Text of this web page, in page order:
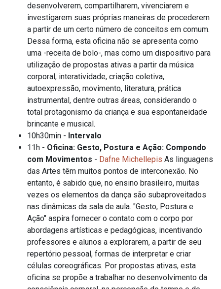
desenvolverem, compartilharem, vivenciarem e
investigarem suas próprias maneiras de procederem
a partir de um certo número de conceitos em comum.
Dessa forma, esta oficina não se apresenta como
uma -receita de bolo-, mas como um dispositivo para
utilização de propostas ativas a partir da música
corporal, interatividade, criação coletiva,
autoexpressão, movimento, literatura, prática
instrumental, dentre outras áreas, considerando o
total protagonismo da criança e sua espontaneidade
brincante e musical.
10h30min - Intervalo
11h - Oficina: Gesto, Postura e Ação: Compondo
com Movimentos - Dafne Michellepis As linguagens
das Artes têm muitos pontos de interconexão. No
entanto, é sabido que, no ensino brasileiro, muitas
vezes os elementos da dança são subaproveitados
nas dinâmicas da sala de aula. "Gesto, Postura e
Ação" aspira fornecer o contato com o corpo por
abordagens artísticas e pedagógicas, incentivando
professores e alunos a explorarem, a partir de seu
repertório pessoal, formas de interpretar e criar
células coreográficas. Por propostas ativas, esta
oficina se propõe a trabalhar no desenvolvimento da